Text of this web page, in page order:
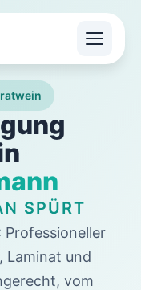
SPÜRT
Professioneller
Laminat und
vom